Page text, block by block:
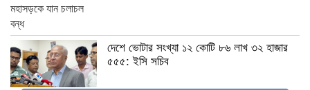
দেশে ভোটার সংখ্যা ১২ কোটি ৮৬ লাখ ৩২ হাজার
৫৫৫: ইসি সচিব